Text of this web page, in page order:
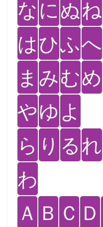
なにぬね
はひふへ
ま みむめ
やゆ よ
ら り るれ
わ
Ａ Ｂ Ｃ Ｄ